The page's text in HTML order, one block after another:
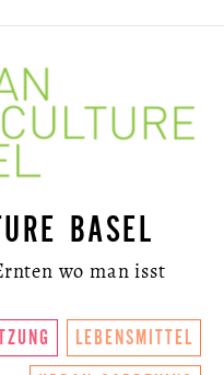
BASEL
wo man isst
LEBENSMITTEL